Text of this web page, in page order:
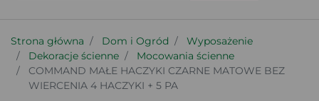
Strona główna Dom i Ogród
Wyposażenie
Dekoracje ścienne
Mocowania ścienne
COMMAND MAŁE HACZYKI CZARNE MATOWE BEZ
WIERCENIA 4 HACZYKI + 5 PA